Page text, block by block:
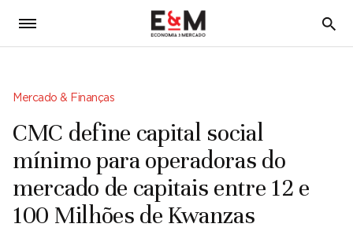
5
Mercado & Finanças
CMC define capital social
mínimo para operadoras do
mercado de capitais entre 12 e
100 Milhões de Kwanzas